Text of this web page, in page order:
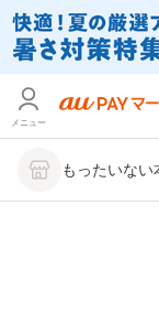
メニュー
もったいない